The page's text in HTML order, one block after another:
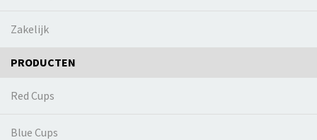
Zakelijk
PRODUCTEN
Red Cups
Blue Cups